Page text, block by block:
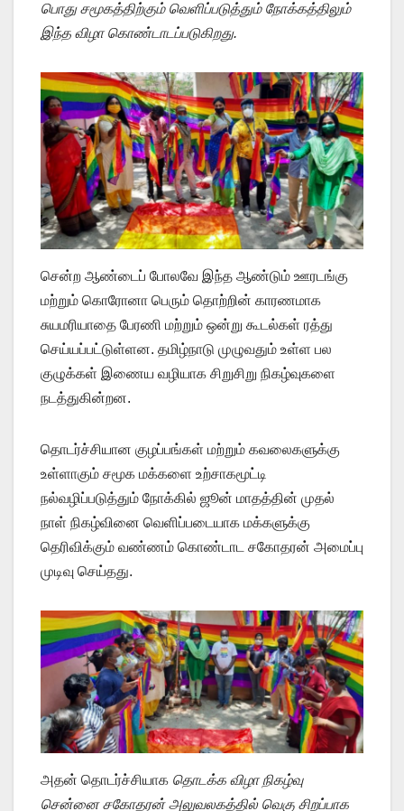
பொது சமூகத்திற்கும் வெளிப்படுத்தும் நோக்கத்திலும்
இந்த விழா கொண்டாடப்படுகிறது.
சென்ற ஆண்டைப் போலவே இந்த ஆண்டும் ஊரடங்கு
மற்றும் கொரோனா பெரும் தொற்றின் காரணமாக
சுயமரியாதை பேரணி மற்றும் ஒன்று கூடல்கள் ரத்து
செய்யப்பட்டுள்ளன. தமிழ்நாடு முழுவதும் உள்ள பல
குழுக்கள் இணைய வழியாக சிறுசிறு நிகழ்வுகளை
நடத்துகின்றன.
தொடர்ச்சியான குழப்பங்கள் மற்றும் கவலைகளுக்கு
உள்ளாகும் சமூக மக்களை உற்சாகமூட்டி
நல்வழிப்படுத்தும் நோக்கில் ஜூன் மாதத்தின் முதல்
நாள் நிகழ்வினை வெளிப்படையாக மக்களுக்கு
தெரிவிக்கும் வண்ணம் கொண்டாட சகோதரன் அமைப்பு
முடிவு செய்தது.
அதன் தொடர்ச்சியாக தொடக்க விழா நிகழ்வு
சென்னை சகோதரன் அலுவலகத்தில் வெகு சிறப்பாக